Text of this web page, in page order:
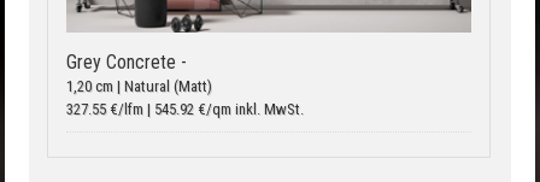
Grey Concrete -
1,20 cm | Natural (Matt)
327.55 €/lfm | 545.92 €/qm inkl. MwSt.